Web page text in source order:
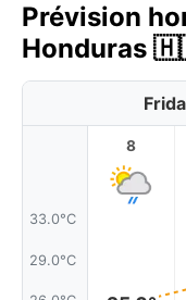
Prévision
Honduras
33.0°C
29.0°C
8